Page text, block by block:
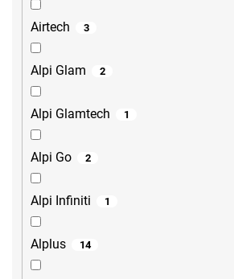
Airtech 3
Alpi Glam 2
Alpi Glamtech 1
Alpi Go 2
Alpi Infiniti 1
Alplus 14